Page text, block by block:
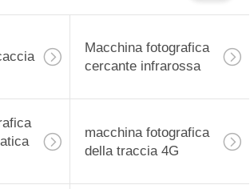
Macchina fotografica
cercante infrarossa
macchina fotografica
della traccia 4G